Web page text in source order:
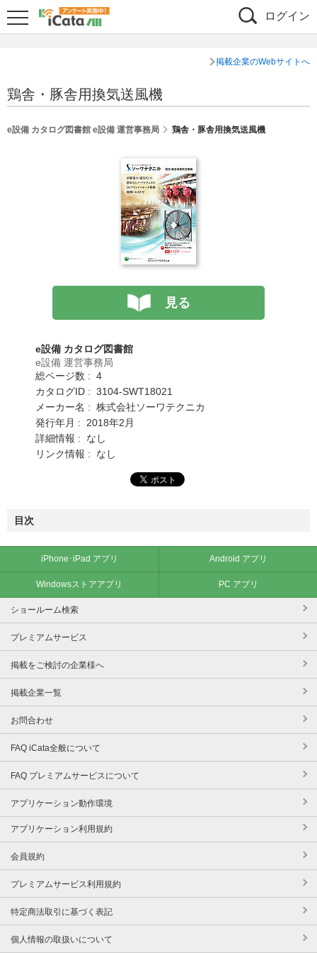
ログイン
掲載企業のWebサイトへ
鶏舎・豚舎用換気送風機
e設備 カタログ図書館 e設備 運営事務局 鶏舎・豚舎用換気送風機
見る
e設備 カタログ図書館
e設備 運営事務局
総ページ数 : 4
カタログID : 3104-SWT18021
メーカー名 : 株式会社ソーワテクニカ
発行年月 : 2018年2月
詳細情報 : なし
リンク情報 : なし
目次
iPhone･iPad アプリ Android アプリ
Windowsストアアプリ PC アプリ
ショールーム検索
プレミアムサービス
掲載をご検討の企業様へ
掲載企業一覧
お問合わせ
FAQ iCata全般について
FAQ プレミアムサービスについて
アプリケーション動作環境
アプリケーション利用規約
会員規約
プレミアムサービス利用規約
特定商法取引に基づく表記
個人情報の取扱いについて